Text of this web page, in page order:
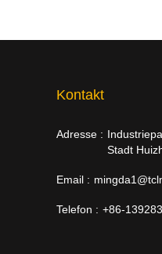
Kontakt
Adresse :
Stadt
Email :
Telefon : +86-